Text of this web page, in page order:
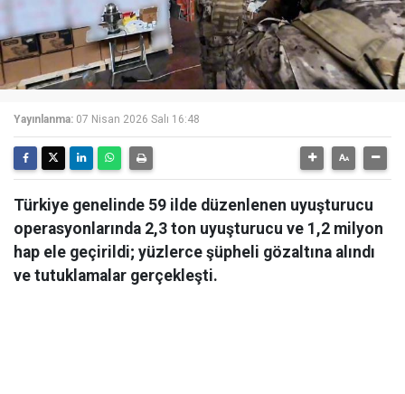
Yayınlanma: 07 Nisan 2026 Salı 16:48
Türkiye genelinde 59 ilde düzenlenen uyuşturucu
operasyonlarında 2,3 ton uyuşturucu ve 1,2 milyon
hap ele geçirildi; yüzlerce şüpheli gözaltına alındı
ve tutuklamalar gerçekleşti.